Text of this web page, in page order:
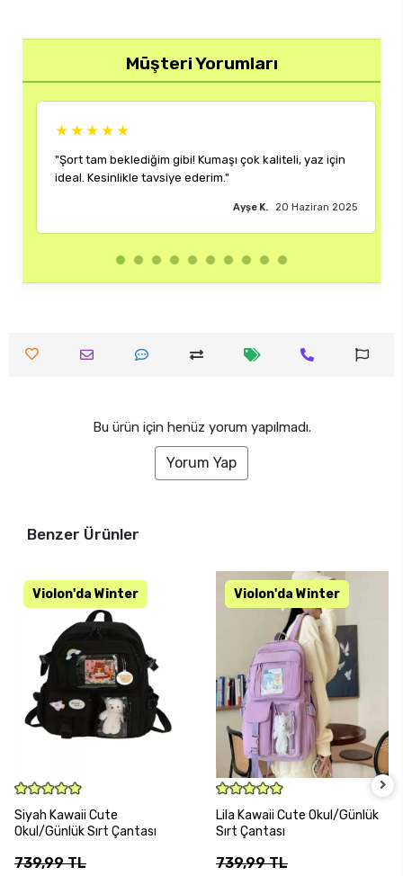
Müşteri Yorumları
yaz için
"Rengi ve kalıbı harika. Her kombinime uyum
çok memnun kaldım."
Burak M. 18
Bu ürün için henüz yorum yapılmadı.
Yorum Yap
Benzer Ürünler
Siyah Kawaii Cute
Okul/Günlük Sırt Çantası
739,99 TL
Lila Kawaii Cute Okul/Günlük
Sırt Çantası
739,99 TL